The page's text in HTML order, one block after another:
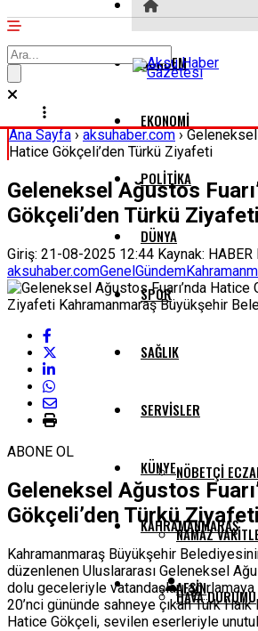
GÜNDEM
EKONOMI
POLITIKA
DÜNYA
SPOR
SAĞLIK
SERVISLER
NÖBETÇI
NAMAZ
HAVA DURUMU
KÜNYE
KAHRAMANMARAŞ
AFŞIN
Ana Sayfa›aksuhaber.com›Geleneksel
Hatice Gökçeli’den Türkü Ziyafeti
Geleneksel Ağustos
Gökçeli’den Türkü Ziyafeti
Giriş: 21-08-2025 12:44 Kaynak: HABER
aksuhaber.comGenelGündem
ABONE OL
Geleneksel Ağustos
Gökçeli’den Türkü Ziyafeti
Kahramanmaraş Büyükşehir
düzenlenen Uluslararası Geleneksel
dolu geceleriyle vatandaşları
20’nci gününde sahneye çıkan Türk Halk
Hatice Gökçeli, sevilen eserleriyle